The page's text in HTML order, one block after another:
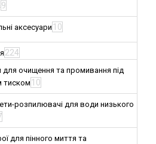
9
аксесуари 10
224
для очищення та промивання під
тиском 10
розпилювачі для води низького
для пінного миття та